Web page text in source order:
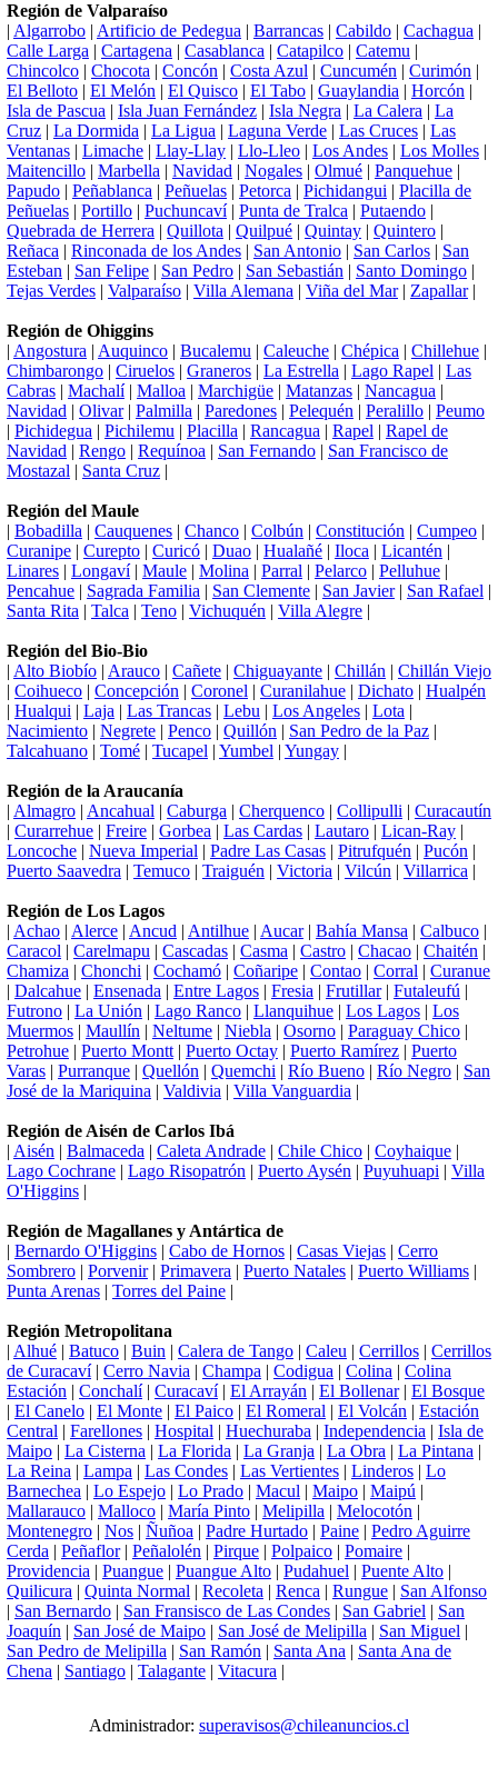
Región de Valparaíso
| Algarrobo | Artificio de Pedegua | Barrancas | Cabildo | Cachagua |
Calle Larga | Cartagena | Casablanca | Catapilco | Catemu |
Chincolco | Chocota | Concón | Costa Azul | Cuncumén | Curimón |
El Belloto | El Melón | El Quisco | El Tabo | Guaylandia | Horcón |
Isla de Pascua | Isla Juan Fernández | Isla Negra | La Calera | La
Cruz | La Dormida | La Ligua | Laguna Verde | Las Cruces | Las
Ventanas | Limache | Llay-Llay | Llo-Lleo | Los Andes | Los Molles |
Maitencillo | Marbella | Navidad | Nogales | Olmué | Panquehue |
Papudo | Peñablanca | Peñuelas | Petorca | Pichidangui | Placilla de
Peñuelas | Portillo | Puchuncaví| Punta de Tralca | Putaendo |
Quebrada de Herrera | Quillota | Quilpué | Quintay | Quintero |
Reñaca | Rinconada de los Andes | San Antonio | San Carlos | San
Esteban | San Felipe | San Pedro | San Sebastián | Santo Domingo |
Tejas Verdes | Valparaíso | Villa Alemana | Viña del Mar| Zapallar|
Región de Ohiggins
| Angostura | Auquinco | Bucalemu | Caleuche | Chépica | Chillehue |
Chimbarongo | Ciruelos | Graneros | La Estrella | Lago Rapel | Las
Cabras | Machalí| Malloa | Marchigüe | Matanzas | Nancagua |
Navidad | Olivar| Palmilla | Paredones | Pelequén | Peralillo | Peumo
| Pichidegua | Pichilemu | Placilla | Rancagua | Rapel | Rapel de
Navidad | Rengo | Requínoa | San Fernando | San Francisco de
Mostazal | Santa Cruz |
Región del Maule
| Bobadilla | Cauquenes | Chanco | Colbún | Constitución | Cumpeo |
Curanipe | Curepto | Curicó | Duao | Hualañé | Iloca | Licantén |
Linares | Longaví| Maule | Molina | Parral | Pelarco | Pelluhue |
Pencahue | Sagrada Familia | San Clemente | San Javier| San Rafael |
Santa Rita | Talca | Teno | Vichuquén | Villa Alegre |
Región del Bio-Bio
| Alto Biobío | Arauco | Cañete | Chiguayante | Chillán | Chillán Viejo
| Coihueco | Concepción | Coronel | Curanilahue | Dichato | Hualpén
| Hualqui | Laja | Las Trancas | Lebu | Los Angeles | Lota |
Nacimiento | Negrete | Penco | Quillón | San Pedro de la Paz |
Talcahuano | Tomé | Tucapel | Yumbel | Yungay |
Región de la Araucanía
| Almagro | Ancahual | Caburga | Cherquenco | Collipulli | Curacautín
| Curarrehue | Freire | Gorbea | Las Cardas | Lautaro | Lican-Ray |
Loncoche | Nueva Imperial | Padre Las Casas | Pitrufquén | Pucón |
Puerto Saavedra | Temuco | Traiguén | Victoria | Vilcún | Villarrica |
Región de Los Lagos
| Achao | Alerce | Ancud | Antilhue | Aucar| Bahía Mansa | Calbuco |
Caracol | Carelmapu | Cascadas | Casma | Castro | Chacao | Chaitén |
Chamiza | Chonchi | Cochamó | Coñaripe | Contao | Corral | Curanue
| Dalcahue | Ensenada | Entre Lagos | Fresia | Frutillar| Futaleufú |
Futrono | La Unión | Lago Ranco | Llanquihue | Los Lagos | Los
Muermos | Maullín | Neltume | Niebla | Osorno | Paraguay Chico |
Petrohue | Puerto Montt | Puerto Octay | Puerto Ramírez | Puerto
Varas | Purranque | Quellón | Quemchi | Río Bueno | Río Negro | San
José de la Mariquina | Valdivia | Villa Vanguardia |
Región de Aisén de Carlos Ibá
| Aisén | Balmaceda | Caleta Andrade | Chile Chico | Coyhaique |
Lago Cochrane | Lago Risopatrón | Puerto Aysén | Puyuhuapi | Villa
O'Higgins |
Región de Magallanes y Antártica de
| Bernardo O'Higgins | Cabo de Hornos | Casas Viejas | Cerro
Sombrero | Porvenir| Primavera | Puerto Natales | Puerto Williams |
Punta Arenas | Torres del Paine |
Región Metropolitana
| Alhué | Batuco | Buin | Calera de Tango | Caleu | Cerrillos | Cerrillos
de Curacaví| Cerro Navia | Champa | Codigua | Colina | Colina
Estación | Conchalí| Curacaví| El Arrayán | El Bollenar| El Bosque
| El Canelo | El Monte | El Paico | El Romeral | El Volcán | Estación
Central | Farellones | Hospital | Huechuraba | Independencia | Isla de
Maipo | La Cisterna | La Florida | La Granja | La Obra | La Pintana |
La Reina | Lampa | Las Condes | Las Vertientes | Linderos | Lo
Barnechea | Lo Espejo | Lo Prado | Macul | Maipo | Maipú |
Mallarauco | Malloco | María Pinto | Melipilla | Melocotón |
Montenegro | Nos | Ñuñoa | Padre Hurtado | Paine | Pedro Aguirre
Cerda | Peñaflor| Peñalolén | Pirque | Polpaico | Pomaire |
Providencia | Puangue | Puangue Alto | Pudahuel | Puente Alto |
Quilicura | Quinta Normal | Recoleta | Renca | Rungue | San Alfonso
| San Bernardo | San Fransisco de Las Condes | San Gabriel | San
Joaquín | San José de Maipo | San José de Melipilla | San Miguel |
San Pedro de Melipilla | San Ramón | Santa Ana | Santa Ana de
Chena | Santiago | Talagante | Vitacura |
Administrador: superavisos@chileanuncios.cl